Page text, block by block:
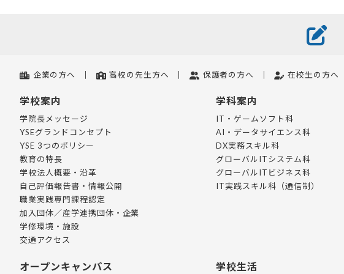
企業の方へ 高校の先生方へ 保護者の方へ 在校生の方へ
学校案内
学院長メッセージ
YSEグランドコンセプト
YSE 3つのポリシー
教育の特長
学校法人概要・沿革
自己評価報告書・情報公開
職業実践専門課程認定
加入団体／産学連携団体・企業
学修環境・施設
交通アクセス
学科案内
IT・ゲームソフト科
AI・データサイエンス科
DX実務スキル科
グローバルITシステム科
グローバルITビジネス科
IT実践スキル科（通信制）
オープンキャンパス 学校生活